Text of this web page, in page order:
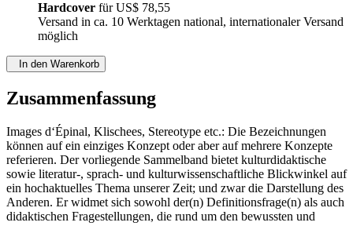
Hardcover fürUS$ 78,55
Versand in ca. 10 Werktagen national, internationaler Versand
möglich
In den Warenkorb
Zusammenfassung
Images d‘Épinal, Klischees, Stereotype etc.: Die Bezeichnungen
können auf ein einziges Konzept oder aber auf mehrere Konzepte
referieren. Der vorliegende Sammelband bietet kulturdidaktische
sowie literatur-, sprach- und kulturwissenschaftliche Blickwinkel auf
ein hochaktuelles Thema unserer Zeit; und zwar die Darstellung des
Anderen. Er widmet sich sowohl der(n) Definitionsfrage(n) als auch
didaktischen Fragestellungen, die rund um den bewussten und